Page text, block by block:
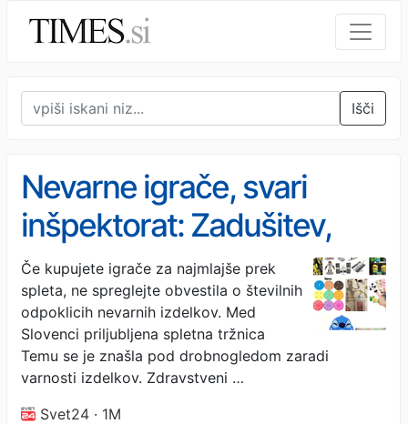
Išči
Nevarne igrače, svari
inšpektorat: Zadušitev,
opekline, poškodbe
prebavil
Če kupujete igrače za najmlajše prek
spleta, ne spreglejte obvestila o številnih
odpoklicih nevarnih izdelkov. Med
Slovenci priljubljena spletna tržnica
Temu se je znašla pod drobnogledom zaradi
varnosti izdelkov. Zdravstveni …
Svet24 · 1M